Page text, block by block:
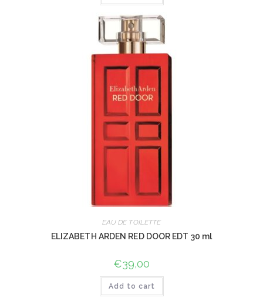
EAU DE TOILETTE
ELIZABETH ARDEN RED DOOR EDT 30 ml
€39,00
Add to cart